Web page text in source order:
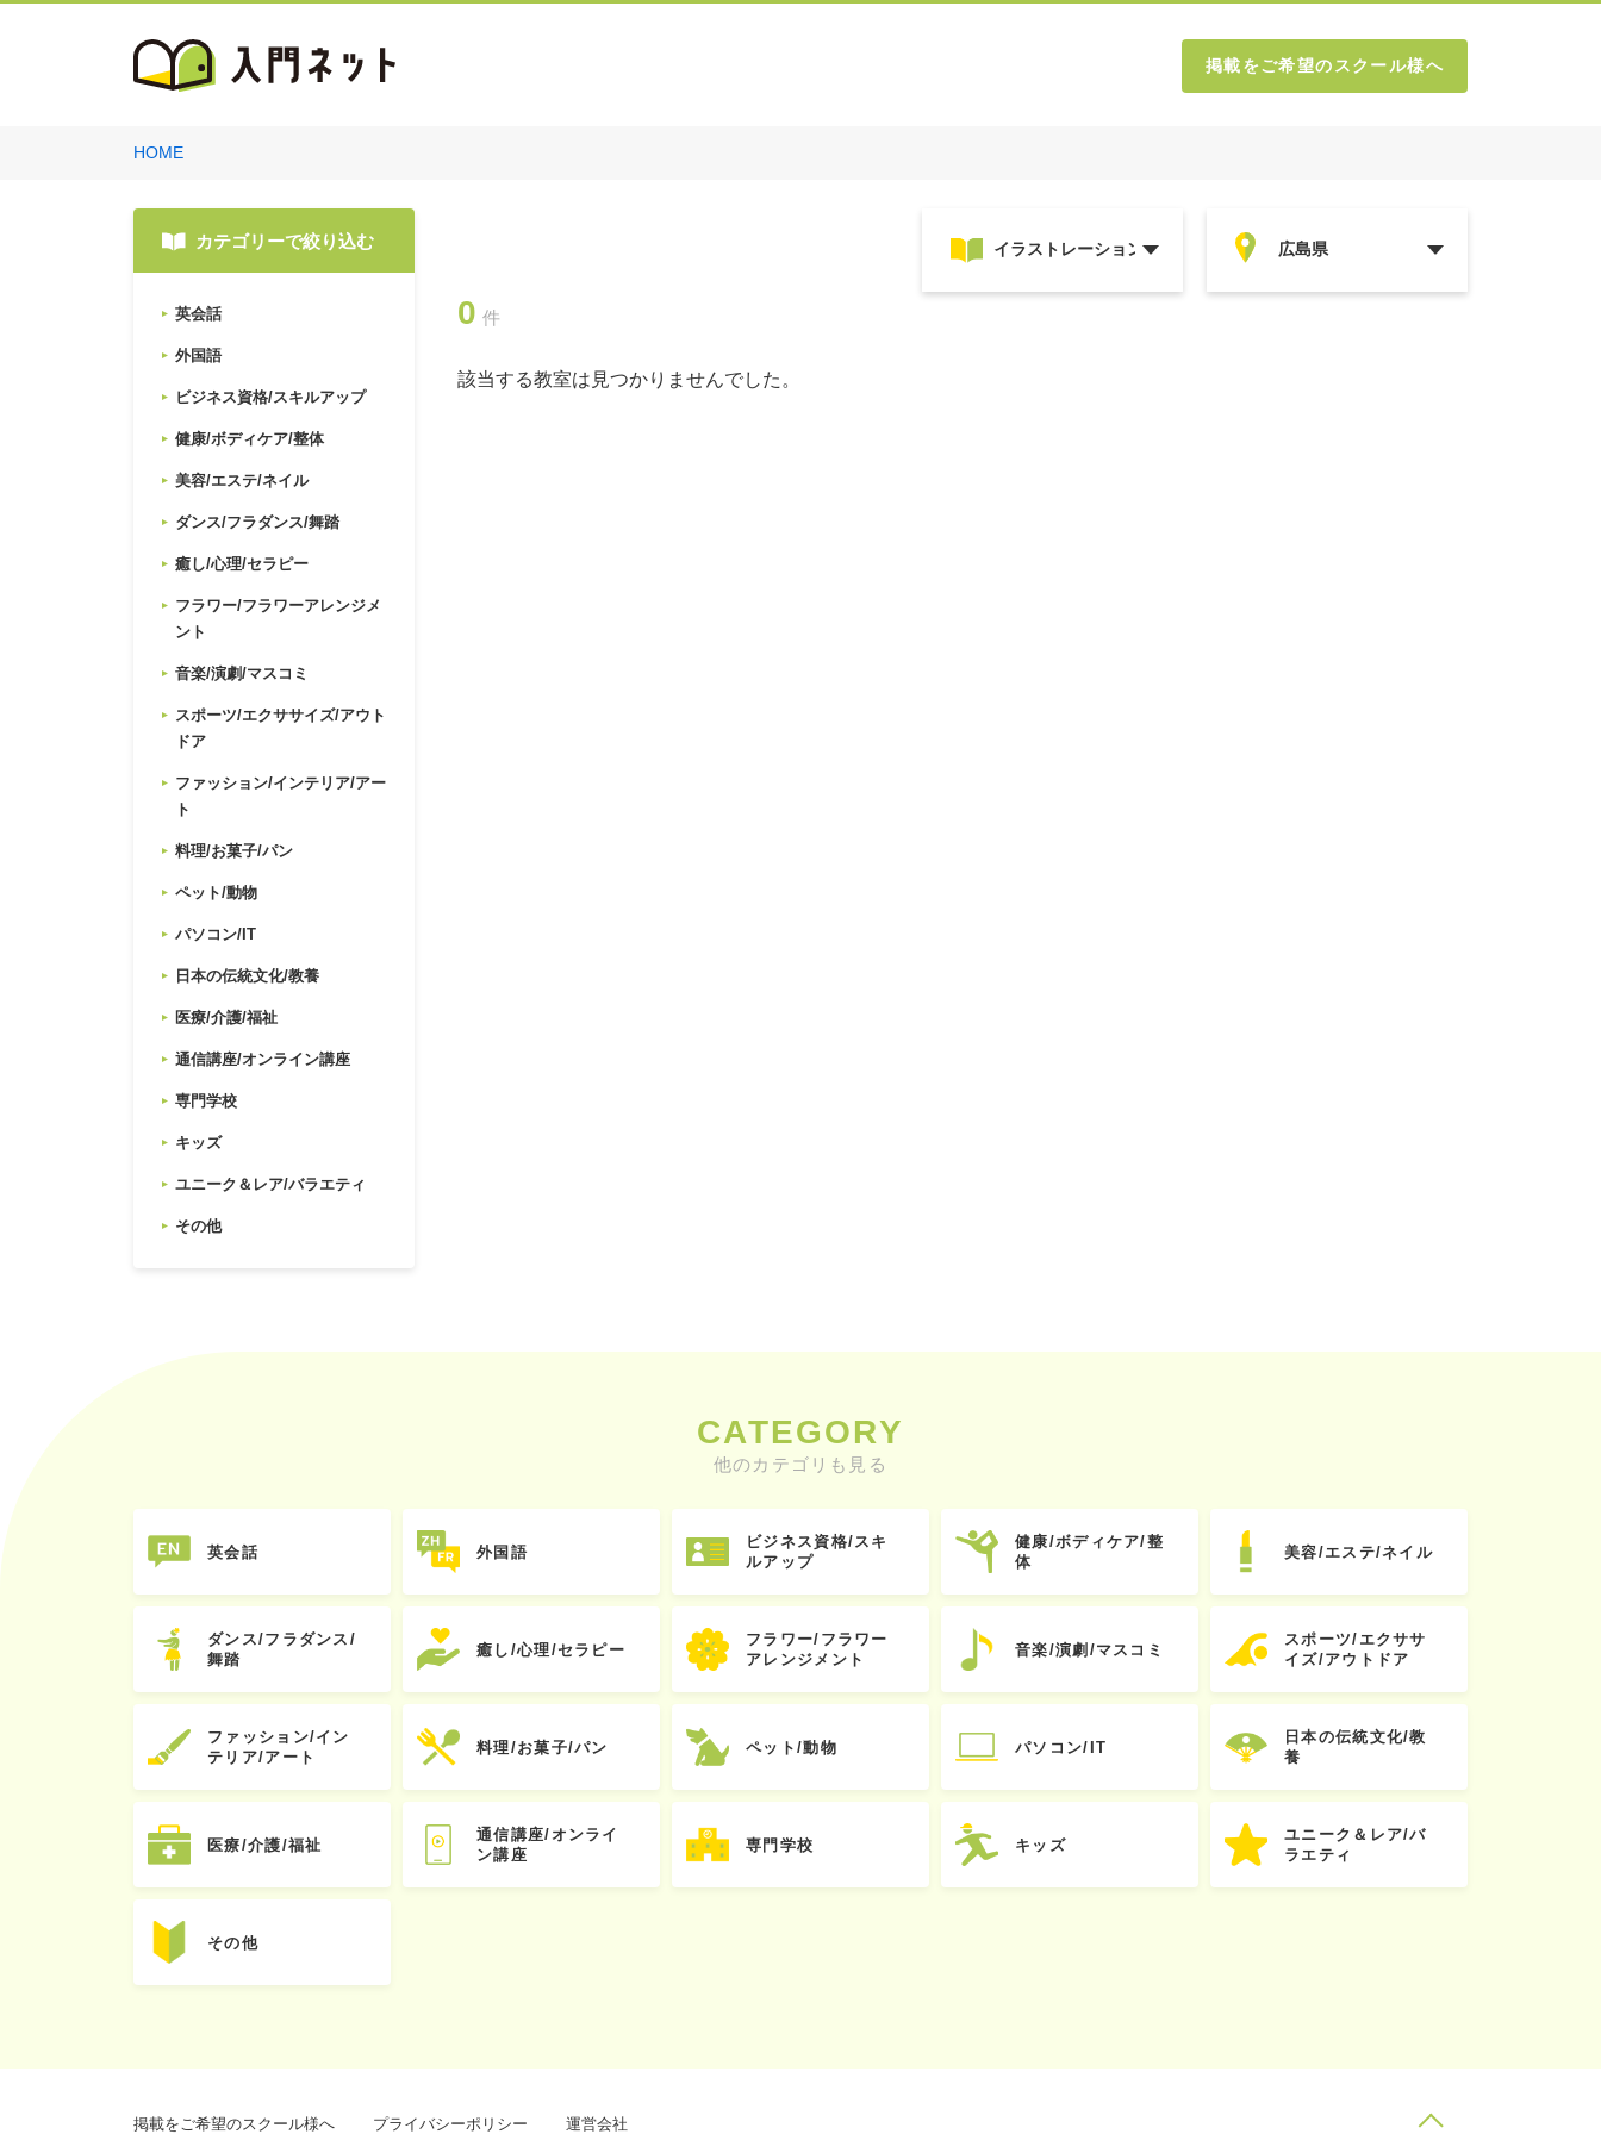
掲載をご希望のスクール様へ
HOME
カテゴリーで絞り込む
英会話
外国語
ビジネス資格/スキルアップ
健康/ボディケア/整体
美容/エステ/ネイル
ダンス/フラダンス/舞踏
癒し/心理/セラピー
フラワー/フラワーアレンジメ
ント
音楽/演劇/マスコミ
スポーツ/エクササイズ/アウト
ドア
ファッション/インテリア/アー
ト
料理/お菓子/パン
ペット/動物
パソコン/IT
日本の伝統文化/教養
医療/介護/福祉
通信講座/オンライン講座
専門学校
キッズ
ユニーク＆レア/バラエティ
その他
0 件
該当する教室は見つかりませんでした。
CATEGORY
他のカテゴリも見る
英会話 外国語
ビジネス資格/スキ
ルアップ
健康/ボディケア/整
体
美容/エステ/ネイル
ダンス/フラダンス/
舞踏
癒し/心理/セラピー
フラワー/フラワー
アレンジメント
音楽/演劇/マスコミ
スポーツ/エクササ
イズ/アウトドア
ファッション/イン
テリア/アート
料理/お菓子/パン ペット/動物 パソコン/IT
日本の伝統文化/教
養
医療/介護/福祉
通信講座/オンライ
ン講座
専門学校 キッズ
ユニーク＆レア/バ
ラエティ
その他
掲載をご希望のスクール様へ プライバシーポリシー 運営会社